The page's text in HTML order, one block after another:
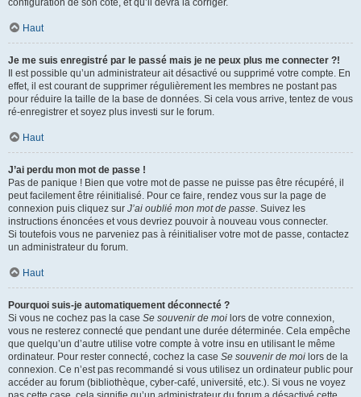
configuration de son côté, et qu’il devra la corriger.
Haut
Je me suis enregistré par le passé mais je ne peux plus me connecter ?!
Il est possible qu’un administrateur ait désactivé ou supprimé votre compte. En
effet, il est courant de supprimer régulièrement les membres ne postant pas
pour réduire la taille de la base de données. Si cela vous arrive, tentez de vous
ré-enregistrer et soyez plus investi sur le forum.
Haut
J’ai perdu mon mot de passe !
Pas de panique ! Bien que votre mot de passe ne puisse pas être récupéré, il
peut facilement être réinitialisé. Pour ce faire, rendez vous sur la page de
connexion puis cliquez sur J’ai oublié mon mot de passe. Suivez les
instructions énoncées et vous devriez pouvoir à nouveau vous connecter.
Si toutefois vous ne parveniez pas à réinitialiser votre mot de passe, contactez
un administrateur du forum.
Haut
Pourquoi suis-je automatiquement déconnecté ?
Si vous ne cochez pas la case Se souvenir de moi lors de votre connexion,
vous ne resterez connecté que pendant une durée déterminée. Cela empêche
que quelqu’un d’autre utilise votre compte à votre insu en utilisant le même
ordinateur. Pour rester connecté, cochez la case Se souvenir de moi lors de la
connexion. Ce n’est pas recommandé si vous utilisez un ordinateur public pour
accéder au forum (bibliothèque, cyber-café, université, etc.). Si vous ne voyez